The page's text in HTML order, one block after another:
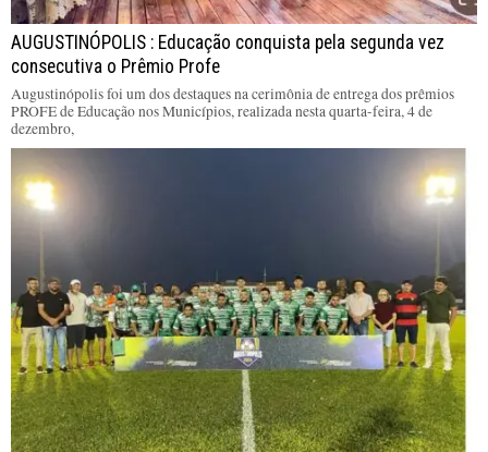
AUGUSTINÓPOLIS : Educação conquista pela segunda vez
consecutiva o Prêmio Profe
Augustinópolis foi um dos destaques na cerimônia de entrega dos prêmios
PROFE de Educação nos Municípios, realizada nesta quarta-feira, 4 de
dezembro,